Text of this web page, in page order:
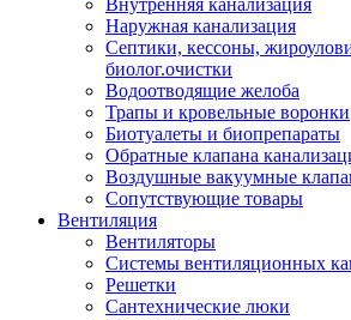
Внутренняя канализация
Наружная канализация
Септики, кессоны,
биолог.очистки
Водоотводящие желоба
Трапы и кровельные воронки
Биотуалеты и биопрепараты
Обратные клапана
Воздушные вакуумные
Сопутствующие товары
Вентиляция
Вентиляторы
Системы вентиляционных
Решетки
Сантехнические люки